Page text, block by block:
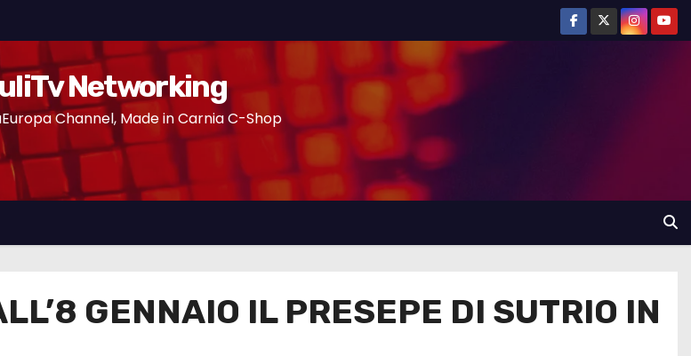
Networking
Channel, Made in Carnia C-Shop
GENNAIO IL PRESEPE DI SUTRIO IN